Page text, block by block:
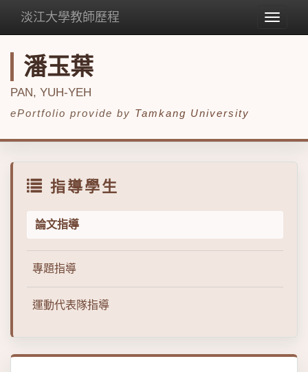
Toggle
淡江大學教師歷程
潘玉葉
PAN, YUH-YEH
ePortfolio provide by Tamkang University
指導學生
論文指導
專題指導
運動代表隊指導